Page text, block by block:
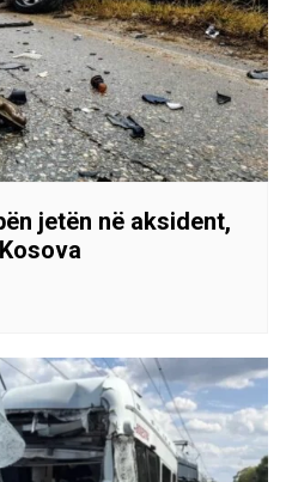
jetën në aksident,